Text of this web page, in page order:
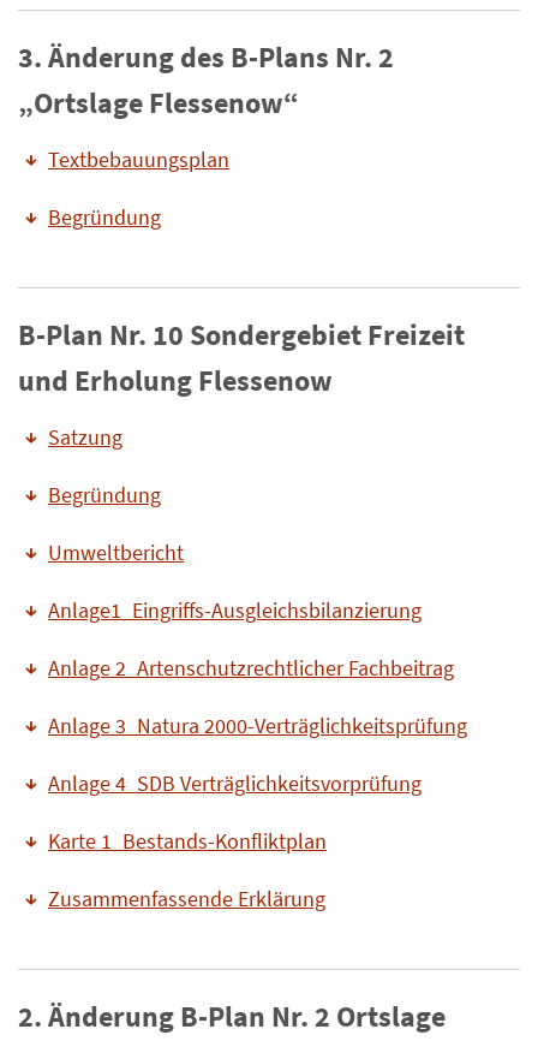
3. Änderung des B-Plans Nr. 2
„Ortslage Flessenow“
Textbebauungsplan
Begründung
B-Plan Nr. 10 Sondergebiet Freizeit
und Erholung Flessenow
Satzung
Begründung
Umweltbericht
Anlage1_Eingriffs-Ausgleichsbilanzierung
Anlage 2_Artenschutzrechtlicher Fachbeitrag
Anlage 3_Natura 2000-Verträglichkeitsprüfung
Anlage 4_SDB Verträglichkeitsvorprüfung
Karte 1_Bestands-Konfliktplan
Zusammenfassende Erklärung
2. Änderung B-Plan Nr. 2 Ortslage